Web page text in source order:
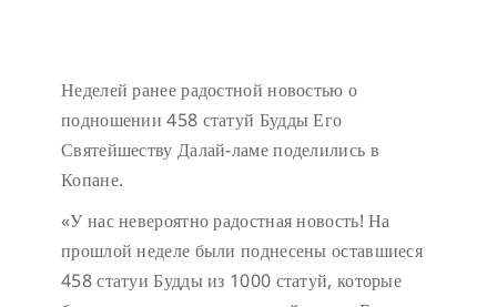
Неделей ранее радостной новостью о
подношении 458 статуй Будды Его
Святейшеству Далай-ламе поделились в
Копане.
«У нас невероятно радостная новость! На
прошлой неделе были поднесены оставшиеся
458 статуи Будды из 1000 статуй, которые